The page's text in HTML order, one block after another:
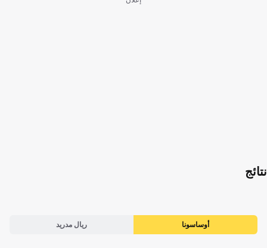
نتائج
أوساسونا ريال مدريد